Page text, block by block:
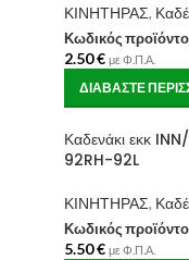
ΚΙΝΗΤΗΡΑΣ,
Κωδικός
2.50€ με Φ.Π.Α.
ΔΙΑΒΆΣΤΕ
Καδενάκι εκκ
92RH-92L
ΚΙΝΗΤΗΡΑΣ,
Κωδικός
5.50€ με Φ.Π.Α.